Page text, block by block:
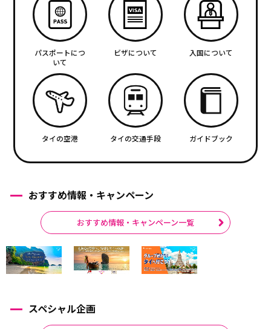
パスポートにつ
いて
ビザについて 入国について
タイの空港 タイの交通手段 ガイドブック
おすすめ情報・キャンペーン
おすすめ情報・キャンペーン一覧
スペシャル企画